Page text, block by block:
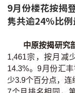
装修设计专栏
火险、家居、宠物
保险资讯专栏
9月份楼花按揭
隽共逾24%比例
中原按揭研究
1,461宗，按月减
14.3%。9月份汇
少3.9个百分点，